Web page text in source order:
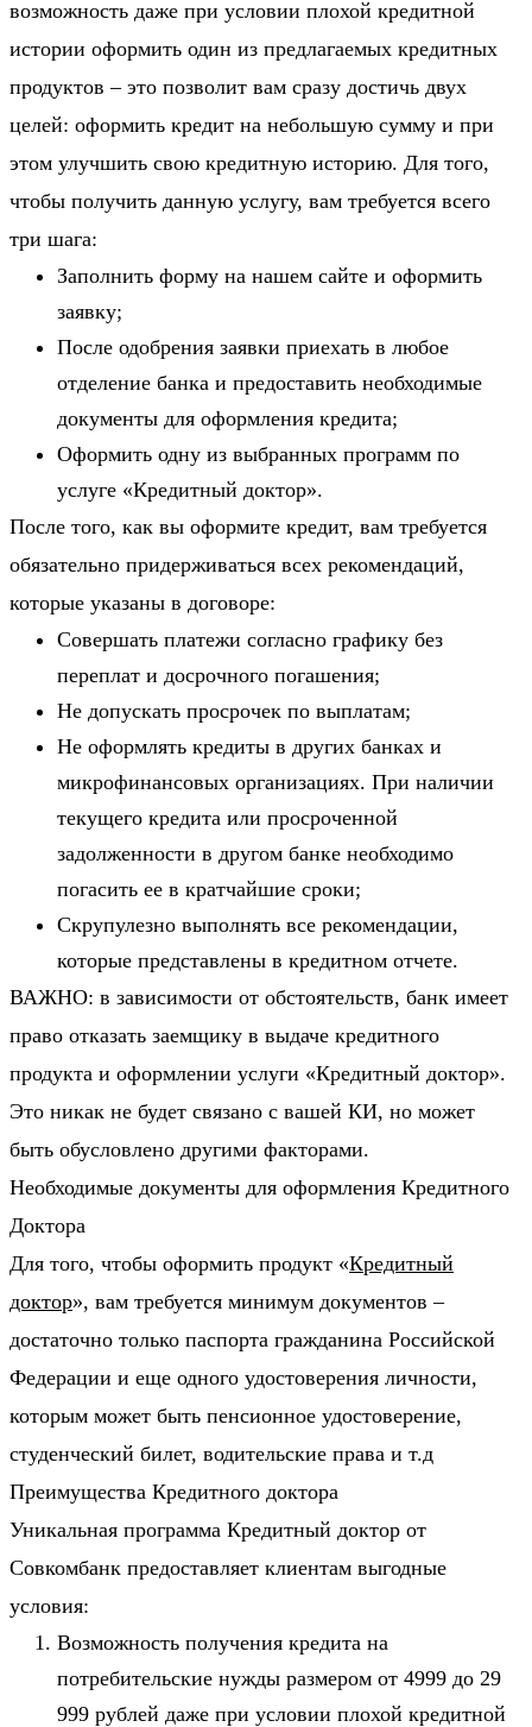
возможность даже при условии плохой кредитной
истории оформить один из предлагаемых кредитных
продуктов – это позволит вам сразу достичь двух
целей: оформить кредит на небольшую сумму и при
этом улучшить свою кредитную историю. Для того,
чтобы получить данную услугу, вам требуется всего
три шага:
Заполнить форму на нашем сайте и оформить
заявку;
После одобрения заявки приехать в любое
отделение банка и предоставить необходимые
документы для оформления кредита;
Оформить одну из выбранных программ по
услуге «Кредитный доктор».
После того, как вы оформите кредит, вам требуется
обязательно придерживаться всех рекомендаций,
которые указаны в договоре:
Совершать платежи согласно графику без
переплат и досрочного погашения;
Не допускать просрочек по выплатам;
Не оформлять кредиты в других банках и
микрофинансовых организациях. При наличии
текущего кредита или просроченной
задолженности в другом банке необходимо
погасить ее в кратчайшие сроки;
Скрупулезно выполнять все рекомендации,
которые представлены в кредитном отчете.
ВАЖНО: в зависимости от обстоятельств, банк имеет
право отказать заемщику в выдаче кредитного
продукта и оформлении услуги «Кредитный доктор».
Это никак не будет связано с вашей КИ, но может
быть обусловлено другими факторами.
Необходимые документы для оформления Кредитного
Доктора
Для того, чтобы оформить продукт «Кредитный
доктор», вам требуется минимум документов –
достаточно только паспорта гражданина Российской
Федерации и еще одного удостоверения личности,
которым может быть пенсионное удостоверение,
студенческий билет, водительские права и т.д
Преимущества Кредитного доктора
Уникальная программа Кредитный доктор от
Совкомбанк предоставляет клиентам выгодные
условия:
Возможность получения кредита на
потребительские нужды размером от 4999 до 29
999 рублей даже при условии плохой кредитной